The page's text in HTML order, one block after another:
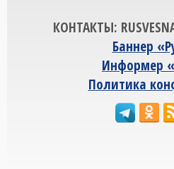
КОНТАКТЫ:
Баннер
Информер
Политика